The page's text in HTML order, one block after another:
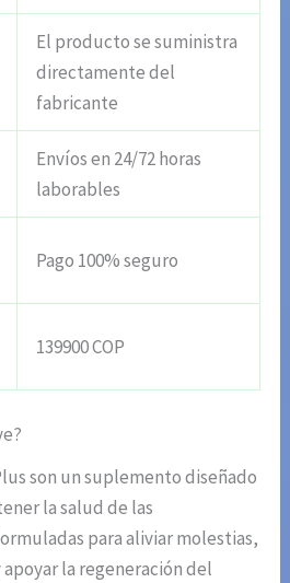
El producto se suministra
directamente del
fabricante
Envíos en 24/72 horas
laborables
Pago 100% seguro
139900 COP
son un suplemento diseñado
la salud de las
para aliviar molestias,
la regeneración del